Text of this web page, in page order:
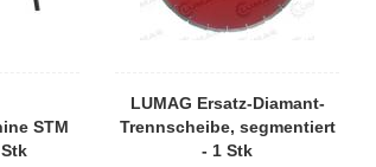
STM
LUMAG Ersatz-Diamant-
Trennscheibe, segmentiert
- 1 Stk